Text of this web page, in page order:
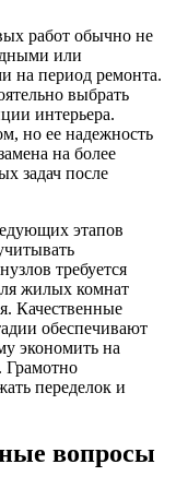
работ обычно не
или
на период ремонта.
выбрать
интерьера.
но ее надежность
на более
задач после
этапов
требуется
жилых комнат
Качественные
обеспечивают
экономить на
Грамотно
переделок и
вопросы